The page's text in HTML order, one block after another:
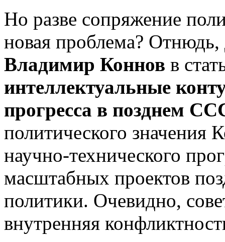
Но разве сопряжение
новая проблема?
Владимир Коннов в
интеллектуальные
прогресса в позднем
политического
научно-технического
масштабных проектов
политики. Очевидно,
внутренняя